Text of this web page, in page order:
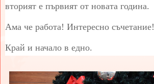
вторият е първият от новата година.
Ама че работа! Интересно съчетание!
Край и начало в едно.